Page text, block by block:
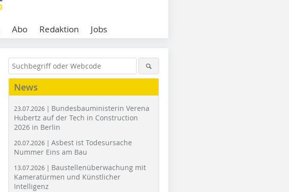
Abo Redaktion Jobs
News
23.07.2026 | Bundesbauministerin Verena
Hubertz auf der Tech in Construction
2026 in Berlin
20.07.2026 | Asbest ist Todesursache
Nummer Eins am Bau
13.07.2026 | Baustellenüberwachung mit
Kameratürmen und Künstlicher
Intelligenz